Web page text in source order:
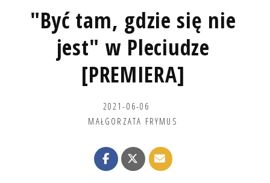
"Być tam, gdzie się nie
jest" w Pleciudze
[PREMIERA]
2021-06-06
MAŁGORZATA FRYMUS